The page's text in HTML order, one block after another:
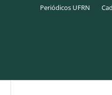
Periódicos UFRN